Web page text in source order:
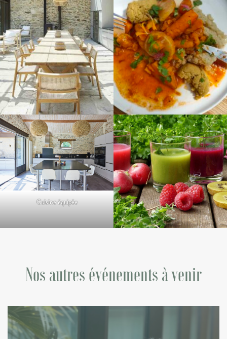
Cuisine équipée
Nos autres événements à venir